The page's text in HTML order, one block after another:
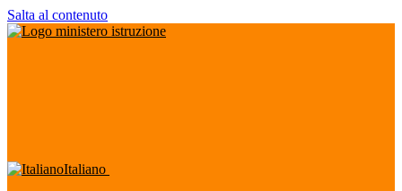
Salta al contenuto
Italiano